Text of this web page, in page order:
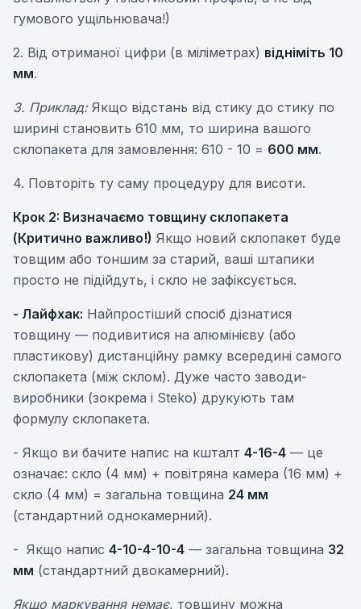
гумового ущільнювача!)
2. Від отриманої цифри (в міліметрах) відніміть 10
мм.
3. Приклад:Якщо відстань від стику до стику по
ширині становить 610 мм, то ширина вашого
склопакета для замовлення: 610 - 10 = 600 мм.
4. Повторіть ту саму процедуру для висоти.
Крок 2: Визначаємо товщину склопакета
(Критично важливо!) Якщо новий склопакет буде
товщим або тоншим за старий, ваші штапики
просто не підійдуть, і скло не зафіксується.
- Лайфхак: Найпростіший спосіб дізнатися
товщину — подивитися на алюмінієву (або
пластикову) дистанційну рамку всередині самого
склопакета (між склом). Дуже часто заводи-
виробники (зокрема і Steko) друкують там
формулу склопакета.
- Якщо ви бачите напис на кшталт 4-16-4 — це
означає: скло (4 мм) + повітряна камера (16 мм) +
скло (4 мм) = загальна товщина 24 мм
(стандартний однокамерний).
- Якщо напис 4-10-4-10-4 — загальна товщина 32
мм (стандартний двокамерний).
Якщо маркування немає, товщину можна